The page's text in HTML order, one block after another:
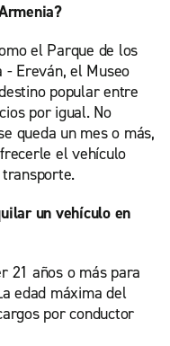
el Parque de los
- Ereván, el Museo
popular entre
por igual. No
queda un mes o más,
el vehículo
un vehículo en
21 años o más para
edad máxima del
por conductor